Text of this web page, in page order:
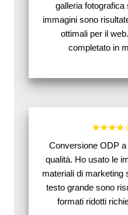
galleria fotografica
immagini sono
ottimali per il
completato in
Conversione ODP
qualità. Ho usato le
materiali di marketing
testo grande sono
formati ridotti